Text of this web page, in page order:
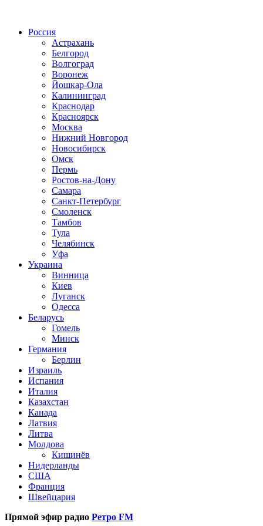
Россия
Астрахань
Белгород
Волгоград
Воронеж
Йошкар-Ола
Калининград
Краснодар
Красноярск
Москва
Нижний Новгород
Новосибирск
Омск
Пермь
Ростов-на-Дону
Самара
Санкт-Петербург
Смоленск
Тамбов
Тула
Челябинск
Уфа
Украина
Винница
Киев
Луганск
Одесса
Беларусь
Гомель
Минск
Германия
Берлин
Израиль
Испания
Италия
Казахстан
Канада
Латвия
Литва
Молдова
Кишинёв
Нидерланды
США
Франция
Швейцария
Прямой эфир радио Ретро FM